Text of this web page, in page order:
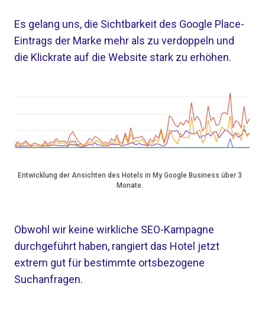
Es gelang uns, die Sichtbarkeit des Google Place-
Eintrags der Marke mehr als zu verdoppeln und
die Klickrate auf die Website stark zu erhöhen.
Entwicklung der Ansichten des Hotels in My Google Business über 3
Monate.
Obwohl wir keine wirkliche SEO-Kampagne
durchgeführt haben, rangiert das Hotel jetzt
extrem gut für bestimmte ortsbezogene
Suchanfragen.